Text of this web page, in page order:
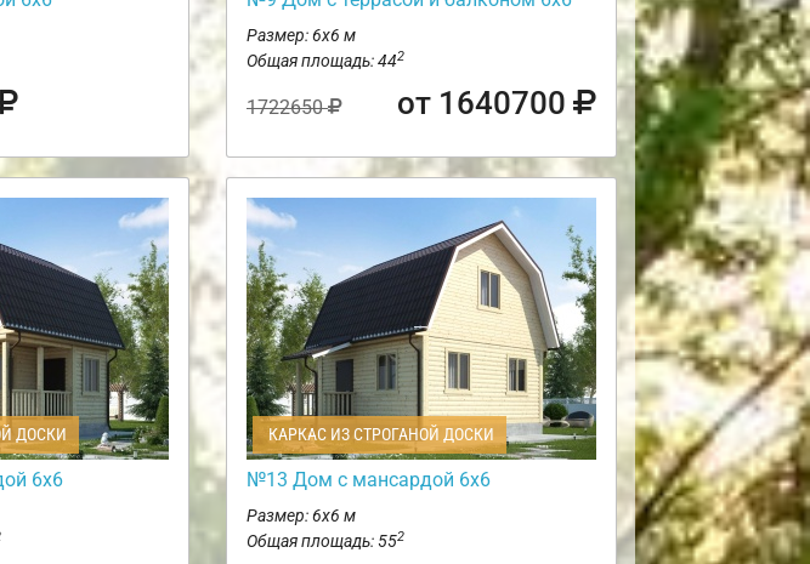
Размер: 6х6 м
Общая площадь: 442
1722650 от 1640700
ДОСКИ
6х6
КАРКАС ИЗ СТРОГАНОЙ ДОСКИ
№13 Дом с мансардой 6х6
Размер: 6х6 м
Общая площадь: 552